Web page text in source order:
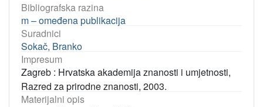
Bibliografska razina
m – omeđena publikacija
Suradnici
Sokač, Branko
Impresum
Zagreb : Hrvatska akademija znanosti i umjetnosti,
Razred za prirodne znanosti, 2003.
Materijalni opis